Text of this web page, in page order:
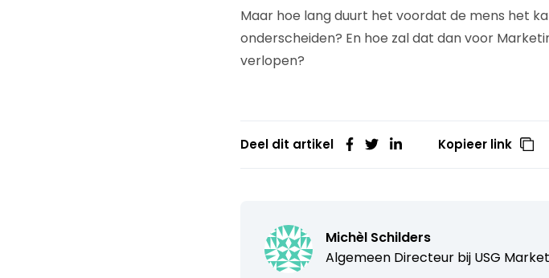
Maar hoe lang duurt het voordat de mens het
onderscheiden? En hoe zal dat dan voor
verlopen?
Deel dit artikel Kopieer link
Michèl Schilders
Algemeen Directeur bij USG